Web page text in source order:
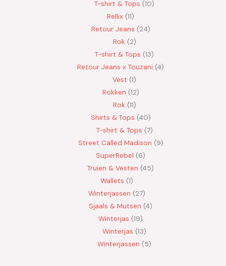
T-shirt & Tops 10
Rellix 11
Retour Jeans 24
Rok 2
T-shirt & Tops 13
Retour Jeans x Touzani 4
Vest 1
Rokken 12
Rok 11
Shirts & Tops 40
T-shirt & Tops 7
Street Called Madison 9
SuperRebel
6
Truien & Vesten 45
Wallets 1
Winterjassen
27
Sjaals & Mutsen 4
Winterjas 19
Winterjas 13
Winterjassen
5